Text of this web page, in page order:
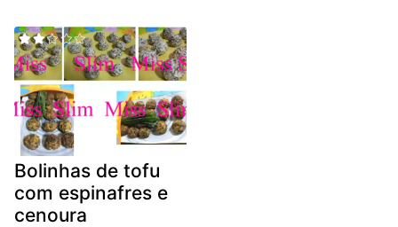
Bolinhas de tofu
com espinafres e
cenoura